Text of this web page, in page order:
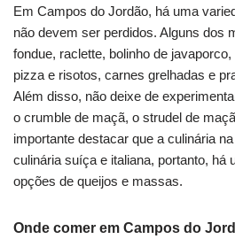
Em Campos do Jordão, há uma
não devem ser perdidos. Alguns dos
fondue, raclette, bolinho de
pizza e risotos, carnes grelhadas e
Além disso, não deixe de
o crumble de maçã, o strudel de
importante destacar que a culinária
culinária suíça e italiana, portanto, há
opções de queijos e massas.
Onde comer em Campos do